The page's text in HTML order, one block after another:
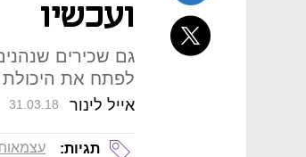
ועכשיו
גם שכירים
לפתח את היכולת
אייל לינור 31.03.18
תגיות: